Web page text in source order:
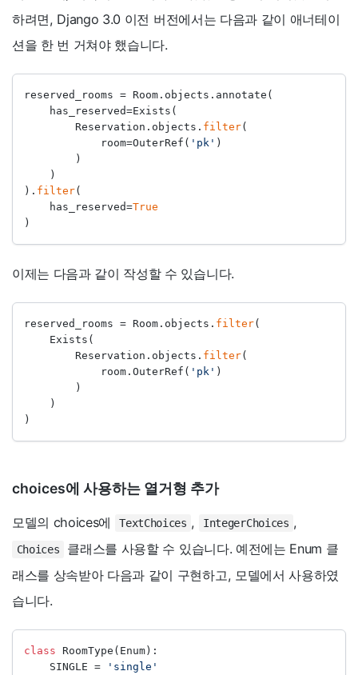
하려면, Django 3.0 이전 버전에서는 다음과 같이 애너테이
션을 한 번 거쳐야 했습니다.
reserved_rooms = Room.objects.annotate(
    has_reserved
=Exists(
        Reservation.objects.
filter(
            room
=OuterRef( 'pk' )
        )
    )
). filter(
    has_reserved
=True
)
이제는 다음과 같이 작성할 수 있습니다.
reserved_rooms = Room.objects. filter(
    Exists(
        Reservation.objects.
filter(
            room.OuterRef(
'pk' )
        )
    )
)
choices에 사용하는 열거형 추가
모델의 choices에 TextChoices , IntegerChoices ,
Choices
클래스를 사용할 수 있습니다. 예전에는 Enum 클
래스를 상속받아 다음과 같이 구현하고, 모델에서 사용하였
습니다.
class RoomType(Enum):
    SINGLE
=
'single'